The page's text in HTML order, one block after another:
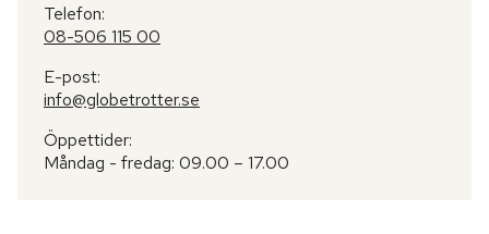
Telefon:
08-506 115 00
E-post:
info@globetrotter.se
Öppettider:
Måndag - fredag: 09.00 – 17.00